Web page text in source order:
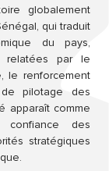
globalement
qui traduit
du pays,
relatées par le
le renforcement
pilotage des
apparaît comme
des
stratégiques